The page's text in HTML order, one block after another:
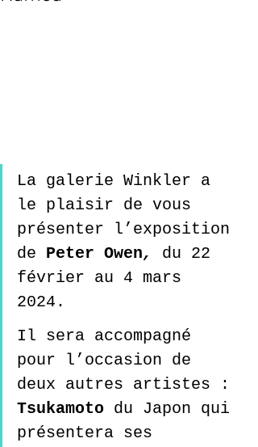
La galerie Winkler a
le plaisir de vous
présenter l’exposition
de Peter Owen,
du 22
février au 4 mars
2024.
Il sera accompagné
pour l’occasion de
deux autres artistes :
Tsukamoto du Japon qui
présentera ses